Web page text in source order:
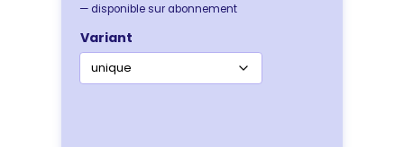
— disponible sur abonnement
Variant